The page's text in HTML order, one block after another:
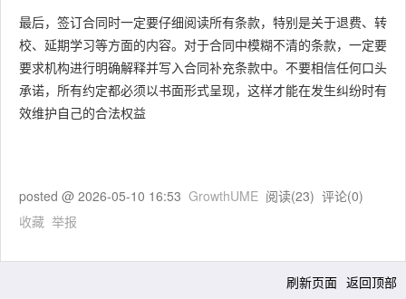
最后，签订合同时一定要仔细阅读所有条款，特别是关于退费、转
校、延期学习等方面的内容。对于合同中模糊不清的条款，一定要
要求机构进行明确解释并写入合同补充条款中。不要相信任何口头
承诺，所有约定都必须以书面形式呈现，这样才能在发生纠纷时有
效维护自己的合法权益
posted @ 2026-05-10 16:53 GrowthUME 阅读(23) 评论(0)
收藏 举报
刷新页面 返回顶部